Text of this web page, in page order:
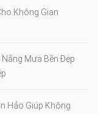
Không Gian
Mưa Bền Đẹp
Hảo Giúp Không